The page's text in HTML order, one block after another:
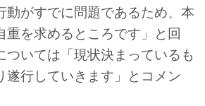
動がすでに問題であるため、本
重を求めるところです」と回
ついては「現状決まっているも
遂行していきます」とコメン